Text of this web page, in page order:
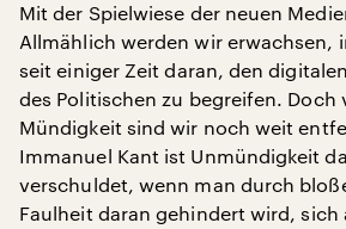
Mit der Spielwiese der neuen
Allmählich werden wir erwachsen,
seit einiger Zeit daran, den
des Politischen zu begreifen. Doch
Mündigkeit sind wir noch weit
Immanuel Kant ist Unmündigkeit
verschuldet, wenn man durch
Faulheit daran gehindert wird, sich